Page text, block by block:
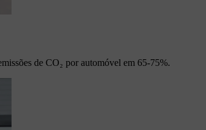
de CO₂ por automóvel em 65-75%.